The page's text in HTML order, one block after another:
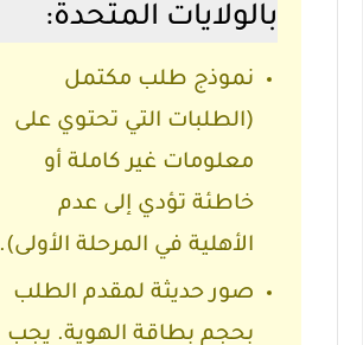
بالولايات المتحدة:
نموذج طلب مكتمل
(الطلبات التي تحتوي على
معلومات غير كاملة أو
خاطئة تؤدي إلى عدم
الأهلية في المرحلة الأولى).
صور حديثة لمقدم الطلب
بحجم بطاقة الهوية. يجب